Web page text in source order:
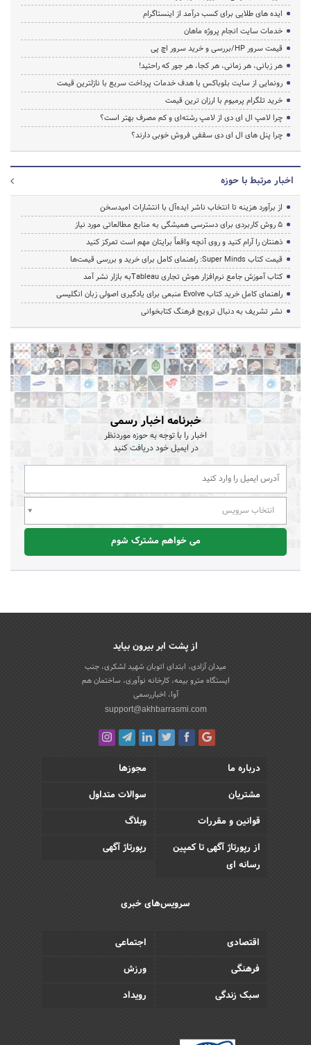
ایده های طلایی برای کسب درآمد از اینستاگرام
خدمات سایت انجام پروژه ماهان
قیمت سرور HP/بررسی و خرید سرور اچ پی
هر زبانی، هر زمانی، هر کجا، هر جور که راحتید!
رونمایی از سایت بلوباکس با هدف خدمات پرداخت سریع با نازلترین قیمت
خرید تلگرام پرمیوم با ارزان ترین قیمت
چرا لامپ ال ای دی از لامپ رشته‌ای و کم مصرف بهتر است؟
چرا پنل های ال ای دی سقفی فروش خوبی دارند؟
اخبار مرتبط با حوزه
از برآورد هزینه تا انتخاب ناشر ایده‌آل با انتشارات امیدسخن
۵ روش کاربردی برای دسترسی همیشگی به منابع مطالعاتی مورد نیاز
ذهنتان را آرام کنید و روی آنچه واقعاً برایتان مهم است تمرکز کنید
قیمت کتاب Super Minds: راهنمای کامل برای خرید و بررسی قیمت‌ها
کتاب آموزش جامع نرم‌افزار هوش تجاری Tableauبه بازار نشر آمد
راهنمای کامل خرید کتاب Evolve منبعی برای یادگیری اصولی زبان انگلیسی
نشر تشریف به دنبال ترویج فرهنگ کتابخوانی
خبرنامه اخبار رسمی
اخبار را با توجه به حوزه موردنظر
در ایمیل خود دریافت کنید
انتخاب سرویس
می خواهم مشترک شوم
از پشت ابر بیرون بیاید
میدان آزادی، ابتدای اتوبان شهید لشکری، جنب
ایستگاه مترو بیمه، کارخانه نوآوری، ساختمان هم
آوا، اخباررسمی
support@akhbarrasmi.com
درباره ما
مجوزها
مشتریان
سوالات متداول
قوانین و مقررات
وبلاگ
از رپورتاژ آگهی تا کمپین
رسانه ای
رپورتاژ آگهی
سرویس‌های خبری
اقتصادی
اجتماعی
فرهنگی
ورزش
سبک زندگی
رویداد